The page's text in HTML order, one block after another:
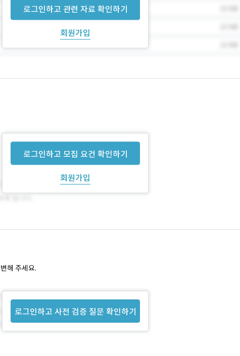
로그인하고 관련 자료 확인하기
회원가입
로그인하고 모집 요건 확인하기
회원가입
해 주세요.
로그인하고 사전 검증 질문 확인하기